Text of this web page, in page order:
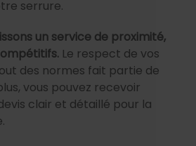
serrure.
un service de proximité,
Le respect de vos
des normes fait partie de
vous pouvez recevoir
clair et détaillé pour la